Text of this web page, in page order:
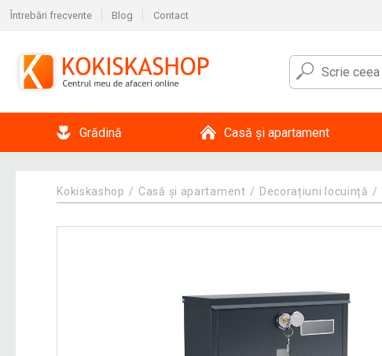
Întrebări frecvente Blog Contact
Grădină Casă și apartament
Kokiskashop Casă și apartament Decorațiuni locuință